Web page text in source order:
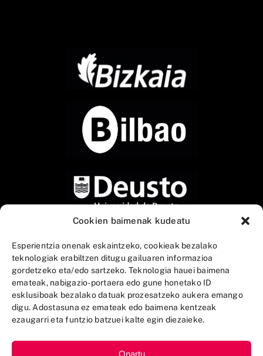
Cookien baimenak kudeatu
Esperientzia onenak eskaintzeko, cookieak bezalako
teknologiak erabiltzen ditugu gailuaren informazioa
gordetzeko eta/edo sartzeko. Teknologia hauei baimena
emateak, nabigazio-portaera edo gune honetako ID
esklusiboak bezalako datuak prozesatzeko aukera emango
digu. Adostasuna ez emateak edo baimena kentzeak
ezaugarri eta funtzio batzuei kalte egin diezaieke.
Onartu